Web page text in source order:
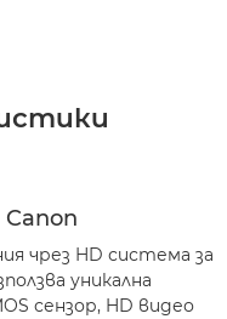
чрез HD система за
уникална
сензор, HD видео